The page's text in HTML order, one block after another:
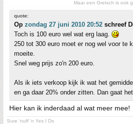
Maar een Gretsch is ook
quote:
Op zondag 27 juni 2010 20:52 schreef
Toch is 100 euro wel wat erg laag.
250 tot 300 euro moet er nog wel voor te
moeite.
Snel weg prijs zo'n 200 euro.
Als ik iets verkoop kijk ik wat het
en ga daar 20% onder zitten. Dan gaat
Hier kan ik inderdaad al wat meer mee!
Sure 'nuff 'n Yes I Do